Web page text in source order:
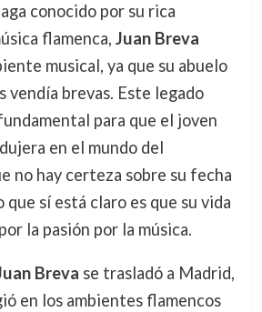
conocido por su rica
flamenca, Juan Breva
musical, ya que su abuelo
vendía brevas. Este legado
para que el joven
en el mundo del
no hay certeza sobre su fecha
sí está claro es que su vida
la pasión por la música.
Breva se trasladó a Madrid,
en los ambientes flamencos